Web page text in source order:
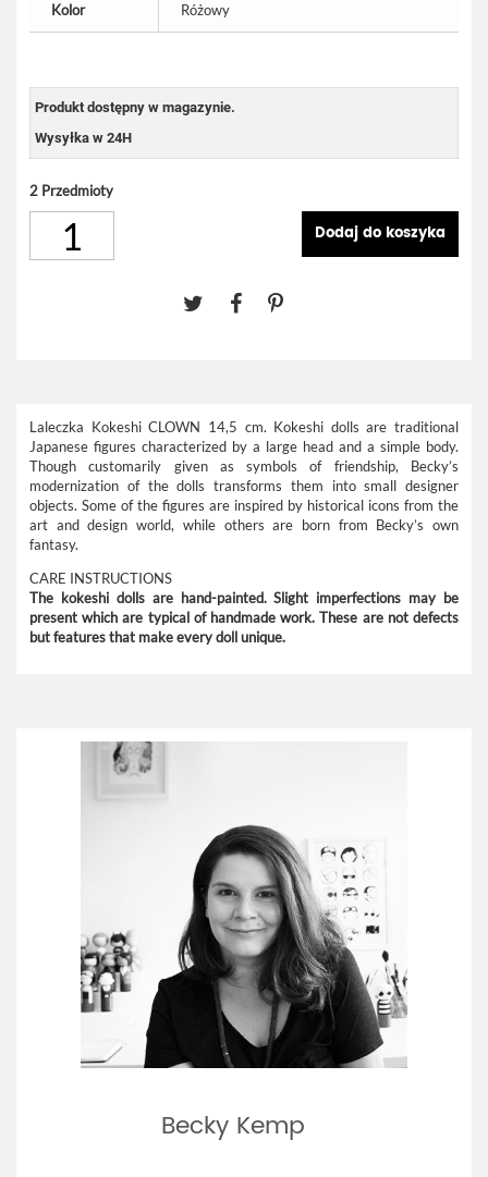
Kolor Różowy
Produkt dostępny w magazynie.
Wysyłka w 24H
2 Przedmioty
Dodaj do koszyka
Laleczka Kokeshi CLOWN 14,5 cm. Kokeshi dolls are traditional
Japanese figures characterized by a large head and a simple body.
Though customarily given as symbols of friendship, Becky’s
modernization of the dolls transforms them into small designer
objects. Some of the figures are inspired by historical icons from the
art and design world, while others are born from Becky’s own
fantasy.
CARE INSTRUCTIONS
The kokeshi dolls are hand-painted. Slight imperfections may be
present which are typical of handmade work. These are not defects
but features that make every doll unique.
Becky Kemp